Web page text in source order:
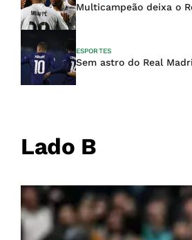
Multicampeão deixa o
ESPORTES
Sem astro do Real
Lado B